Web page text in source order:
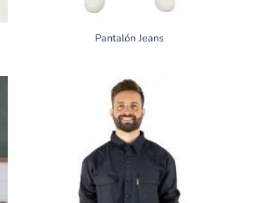
Pantalón Jeans